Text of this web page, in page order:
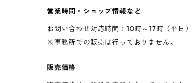
営業時間・ショップ情報など
お問い合わせ対応時間：10時～17時（平日）
※事務所での販売は行っておりません。
販売価格